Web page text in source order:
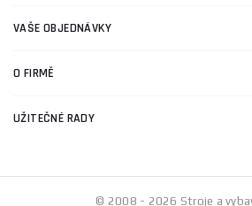
VAŠE OBJEDNÁVKY
O FIRMĚ
UŽITEČNÉ RADY
© 2008 - 2026 Stroje a